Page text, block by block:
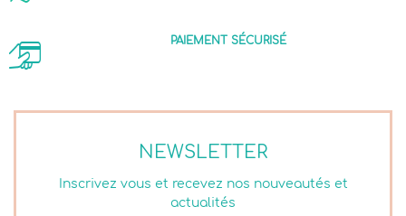
NEWSLETTER
Inscrivez vous et recevez nos nouveautés et
actualités
PAIEMENT SÉCURISÉ